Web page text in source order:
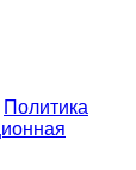
Политика